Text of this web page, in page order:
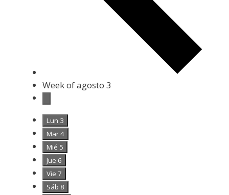
Week of agosto 3
Lun 3
Mar4
Mié 5
Jue 6
Vie 7
Sáb 8